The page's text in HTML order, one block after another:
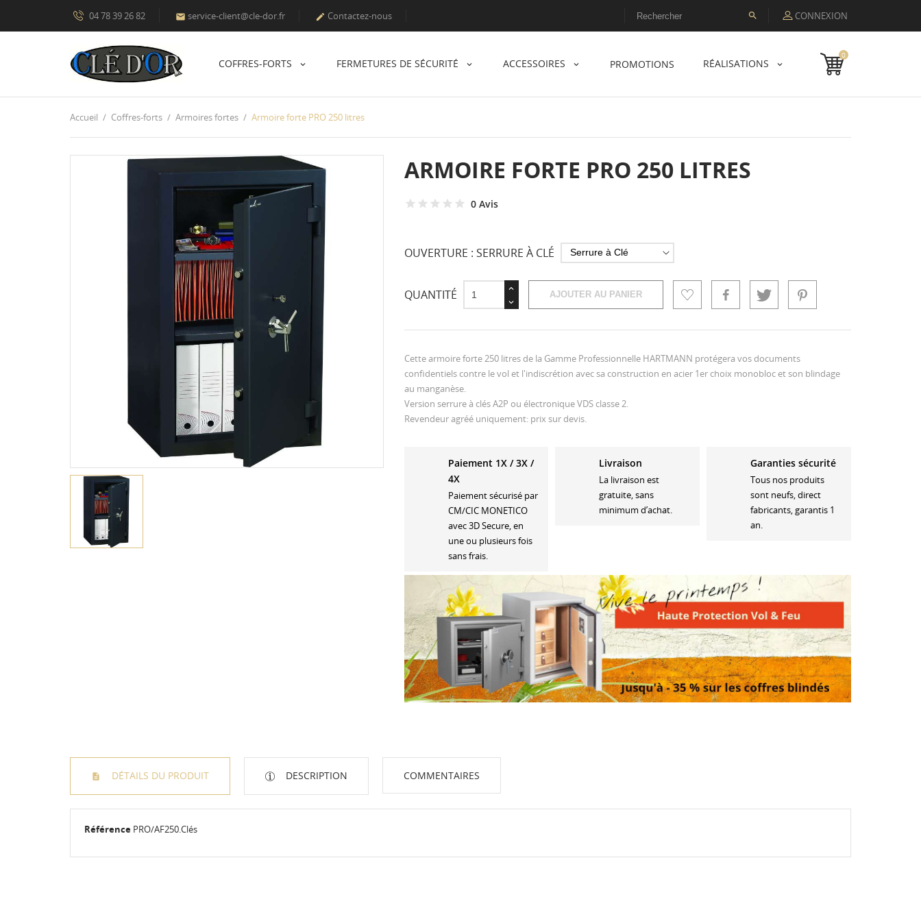
04 78 39 26 82  service-client@cle-dor.fr  Contactez-nous  CONNEXION
COFFRES-FORTS FERMETURES DE SÉCURITÉ ACCESSOIRES PROMOTIONS RÉALISATIONS
0
Accueil Coffres-forts Armoires fortes Armoire forte PRO 250 litres
ARMOIRE FORTE PRO 250 LITRES
0 Avis
OUVERTURE : SERRURE À CLÉ
QUANTITÉ AJOUTER AU PANIER
Cette armoire forte 250 litres de la Gamme Professionnelle HARTMANN protégera vos documents
confidentiels contre le vol et l'indiscrétion avec sa construction en acier 1er choix monobloc et son blindage
au manganèse.
Version serrure à clés A2P ou électronique VDS classe 2.
Revendeur agréé uniquement: prix sur devis.
Paiement 1X / 3X /
4X
Paiement sécurisé par
CM/CIC MONETICO
avec 3D Secure, en
une ou plusieurs fois
sans frais.
Livraison
La livraison est
gratuite, sans
minimum d’achat.
Garanties sécurité
Tous nos produits
sont neufs, direct
fabricants, garantis 1
an.
DÉTAILS DU PRODUIT DESCRIPTION COMMENTAIRES
Référence PRO/AF250.Clés